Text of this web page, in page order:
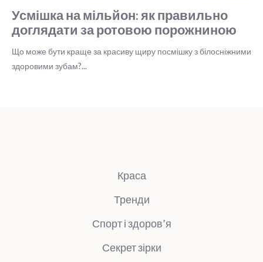
Краса
Тренди
Спорт і здоров’я
Секрет зірки